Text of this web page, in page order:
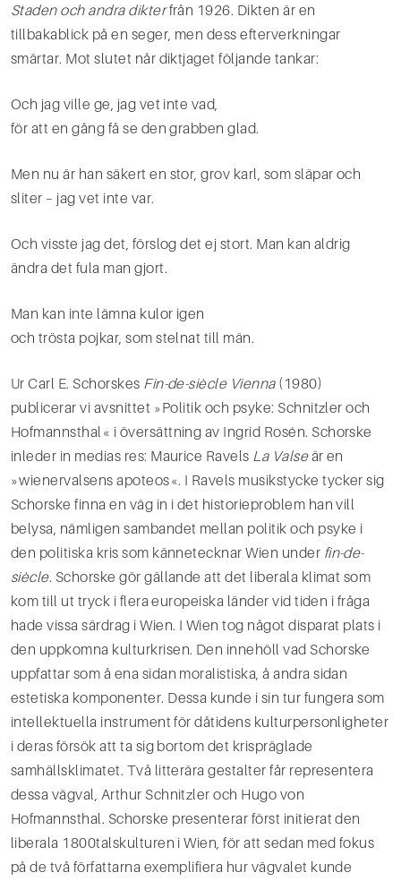
Staden och andra dikterfrån 1926. Dikten är en
tillbakablick på en seger, men dess efterverkningar
smärtar. Mot slutet når diktjaget följande tankar:
Och jag ville ge, jag vet inte vad,
för att en gång få se den grabben glad.
Men nu är han säkert en stor, grov karl, som släpar och
sliter – jag vet inte var.
Och visste jag det, förslog det ej stort. Man kan aldrig
ändra det fula man gjort.
Man kan inte lämna kulor igen
och trösta pojkar, som stelnat till män.
Ur Carl E. Schorskes Fin-de-siècle Vienna (1980)
publicerar vi avsnittet »Politik och psyke: Schnitzler och
Hofmannsthal« i översättning av Ingrid Rosén. Schorske
inleder in medias res: Maurice Ravels La Valseär en
»wienervalsens apoteos«. I Ravels musikstycke tycker sig
Schorske finna en väg in i det historieproblem han vill
belysa, nämligen sambandet mellan politik och psyke i
den politiska kris som kännetecknar Wien under fin-de-
siècle. Schorske gör gällande att det liberala klimat som
kom till ut­ tryck i flera europeiska länder vid tiden i fråga
hade vissa särdrag i Wien. I Wien tog något disparat plats i
den uppkomna kulturkrisen. Den innehöll vad Schorske
uppfattar som å ena sidan moralistis­ka, å andra sidan
estetiska komponenter. Dessa kunde i sin tur fungera som
intellektuella instrument för dåtidens kulturpersonligheter
i deras försök att ta sig bortom det krispräglade
samhällsklimatet. Två litterära gestalter får representera
dessa vägval, Arthur Schnitzler och Hugo von
Hofmannsthal. Schorske presenterar först initierat den
liberala 1800­talskulturen i Wien, för att sedan med fokus
på de två författarna exemplifiera hur vägvalet kunde